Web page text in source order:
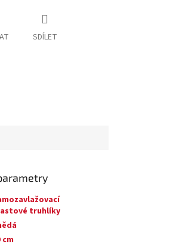
SDÍLET
truhlíky
cm